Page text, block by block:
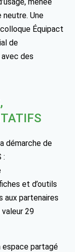
neutre. Une
Équipact
de
avec des
démarche de
:
et d’outils
aux partenaires
29
espace partagé